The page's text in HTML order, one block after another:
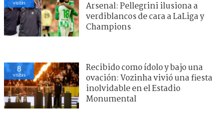
visitas
Arsenal: Pellegrini ilusiona a
verdiblancos de cara a LaLiga y
Champions
8
visitas
Recibido como ídolo y bajo una
ovación: Vozinha vivió una fiesta
inolvidable en el Estadio
Monumental